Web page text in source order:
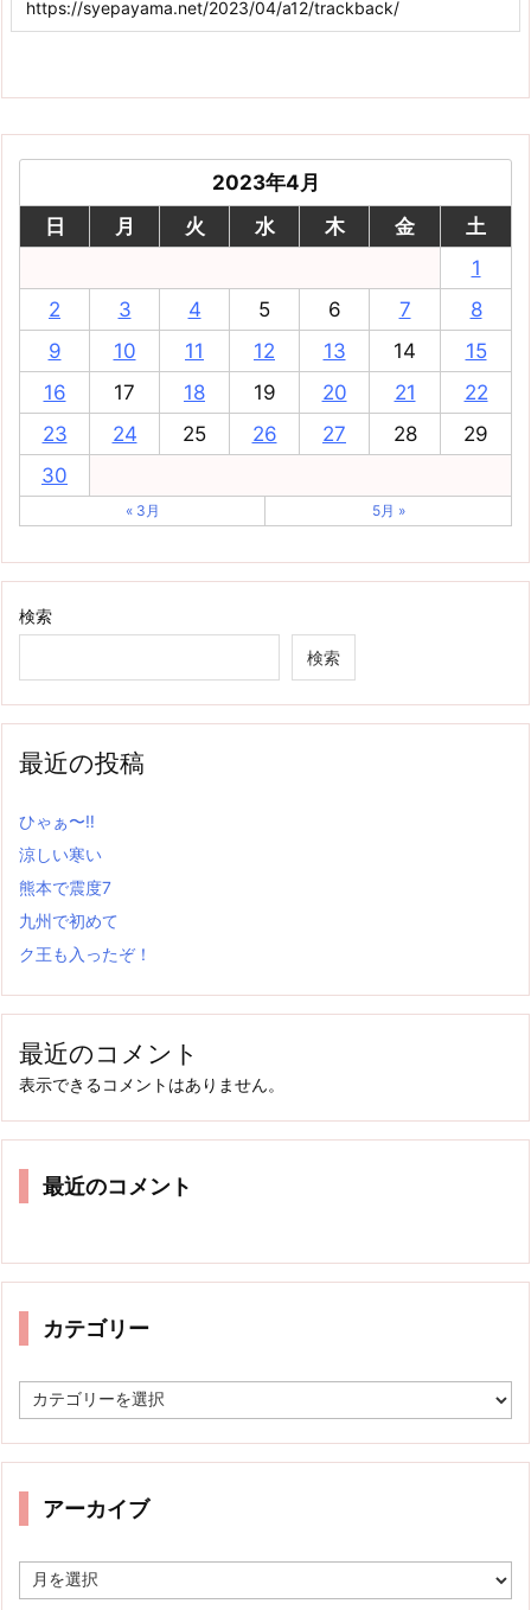
2023年4月
日
月 火 水 木 金
土
1
2
3 4 5 6 7
8
9
10 11 12 13 14
15
16
17 18 19 20 21
22
23
24 25 26 27 28
29
30
« 3月 5月 »
検索
検索
最近の投稿
ひゃぁ〜‼
涼しい寒い
熊本で震度7
九州で初めて
ク王も入ったぞ！
最近のコメント
表示できるコメントはありません。
最近のコメント
カテゴリー
テ
リ
アーカイブ
ー